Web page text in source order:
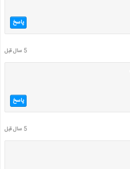
پاسخ
5 سال قبل
پاسخ
5 سال قبل